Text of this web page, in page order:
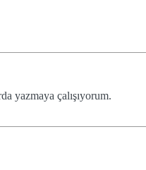
yazmaya çalışıyorum.